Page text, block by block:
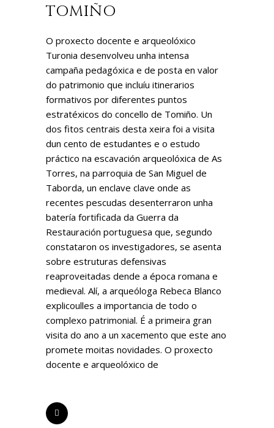
TOMIÑO
O proxecto docente e arqueolóxico
Turonia desenvolveu unha intensa
campaña pedagóxica e de posta en valor
do patrimonio que incluíu itinerarios
formativos por diferentes puntos
estratéxicos do concello de Tomiño. Un
dos fitos centrais desta xeira foi a visita
dun cento de estudantes e o estudo
práctico na escavación arqueolóxica de As
Torres, na parroquia de San Miguel de
Taborda, un enclave clave onde as
recentes pescudas desenterraron unha
batería fortificada da Guerra da
Restauración portuguesa que, segundo
constataron os investigadores, se asenta
sobre estruturas defensivas
reaproveitadas dende a época romana e
medieval. Alí, a arqueóloga Rebeca Blanco
explicoulles a importancia de todo o
complexo patrimonial. É a primeira gran
visita do ano a un xacemento que este ano
promete moitas novidades. O proxecto
docente e arqueolóxico de